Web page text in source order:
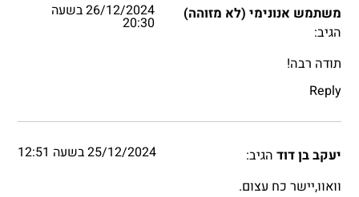
משתמש אנונימי (לא מזוהה)
הגיב:
26/12/2024 בשעה
20:30
תודה רבה!
Reply
יעקב בן דוד הגיב:
25/12/2024 בשעה 12:51
וואוו,יישר כח עצום.